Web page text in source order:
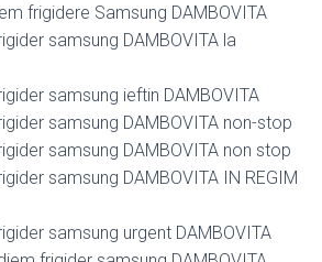
frigidere Samsung DAMBOVITA
samsung DAMBOVITA la
samsung ieftin DAMBOVITA
samsung DAMBOVITA non-stop
samsung DAMBOVITA non stop
samsung DAMBOVITA IN REGIM
samsung urgent DAMBOVITA